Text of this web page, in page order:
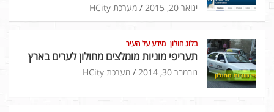
ינואר 20, 2015 מערכת HCity
בלוג חולון מידע על העיר
תעריפי מוניות מומלצים מחולון לערים בארץ
נובמבר 30, 2014 מערכת HCity